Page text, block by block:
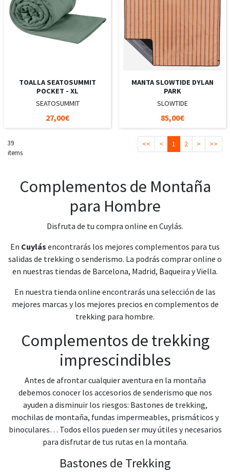
TOALLA SEATOSUMMIT
POCKET - XL
SEATOSUMMIT
27,00€
MANTA SLOWTIDE DYLAN
PARK
SLOWTIDE
85,00€
39
items
<< < 1 2 > >>
Complementos de Montaña
para Hombre
Disfruta de tu compra online en Cuylás.
En Cuylás encontrarás los mejores complementos para tus
salidas de trekking o senderismo. La podrás comprar online o
en nuestras tiendas de Barcelona, Madrid, Baqueira y Viella.
En nuestra tienda online encontrarás una selección de las
mejores marcas y los mejores precios en complementos de
trekking para hombre.
Complementos de trekking
imprescindibles
Antes de afrontar cualquier aventura en la montaña
debemos conocer los accesorios de senderismo que nos
ayuden a disminuir los riesgos: Bastones de trekking,
mochilas de montaña, fundas impermeables, prismáticos y
binoculares… Todos ellos pueden ser muy útiles y necesarios
para disfrutar de tus rutas en la montaña.
Bastones de Trekking